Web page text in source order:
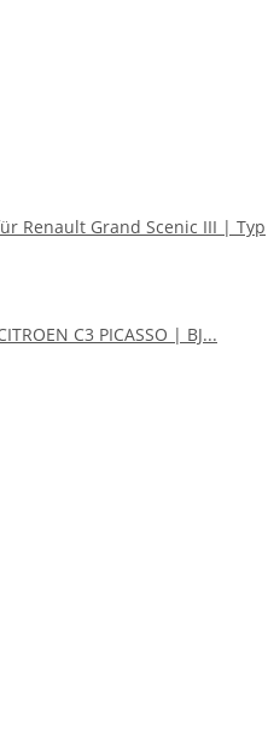
Renault Grand Scenic III | Typ